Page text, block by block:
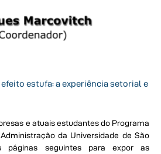
estufa: a experiência setorial e
e atuais estudantes do Programa
da Universidade de São
páginas seguintes para expor as